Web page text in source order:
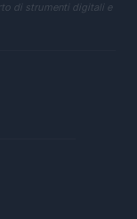
di strumenti digitali e